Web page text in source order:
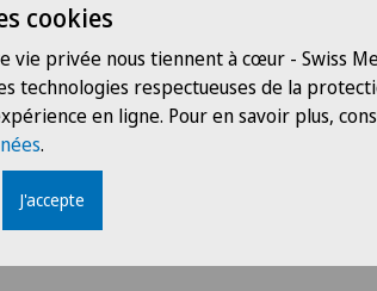
cookies
vie privée nous tiennent à cœur - Swiss
technologies respectueuses de la
en ligne. Pour en savoir plus,
.
J'accepte